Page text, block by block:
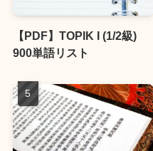
【PDF】TOPIK I (1/2級)
900単語リスト